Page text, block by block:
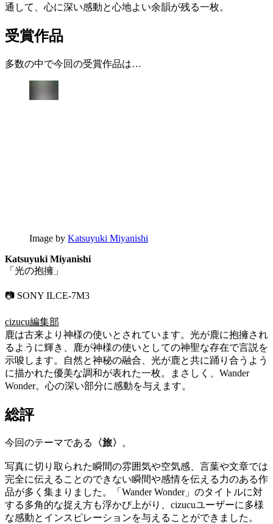
通して、心に深い感動と心地よい余韻が残る一枚。
受賞作品
多数の中で今回の受賞作品は…
Image by Katsuyuki Miyanishi
Katsuyuki Miyanishi
「光の抱擁」
📷 SONY ILCE-7M3
cizucu編集部
鹿は古来より神様の使いとされています。光が鹿に抱擁され
るように輝き、鹿が神様の使いとしての神聖な存在で言説を
示唆します。自然と神秘の融合、光が鹿と共に踊り合うよう
に描かれた優美な調和が表れた一枚。まさしく、Wander
Wonder。心の深い部分に感動を与えます。
総評
今回のテーマである 〈旅〉 。
写真に切り取られた瞬間の雰囲気や空気感、言葉や文章では
完全に伝えることのできない瞬間や感情を伝える力のある作
品が多く集まりました。「Wander Wonder」のタイトルに対
する多角的な捉え方も浮かび上がり、cizucuユーザーに多様
な感動とインスピレーションを与えることができました。